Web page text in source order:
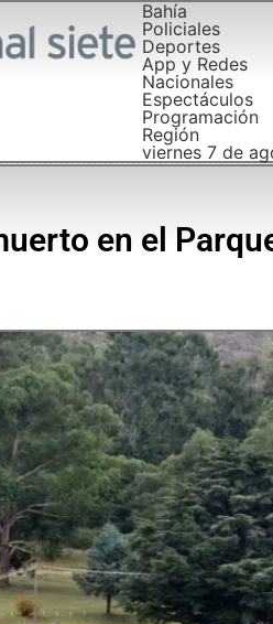
Bahía
Policiales
Deportes
App y Redes
Nacionales
Espectáculos
Programación
Región
viernes 7 de
en el